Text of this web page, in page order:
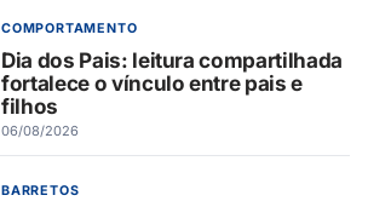
COMPORTAMENTO
Dia dos Pais: leitura compartilhada
fortalece o vínculo entre pais e
filhos
06/08/2026
BARRETOS